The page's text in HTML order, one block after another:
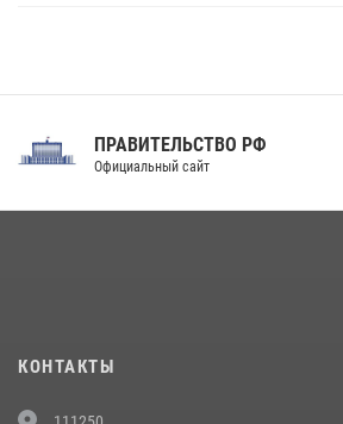
Праздник «Один день с Росгвардией» к 105-
ПРАВИТЕЛЬСТВО РФ
Официальный сайт
КОНТАКТЫ